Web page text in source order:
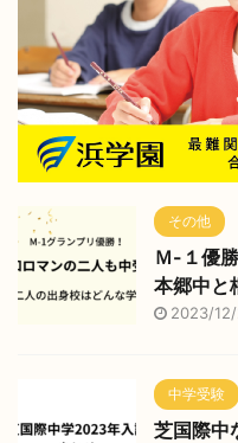
その他
Ｍ-１優
本郷中と
2023/
中学受験
芝国際中